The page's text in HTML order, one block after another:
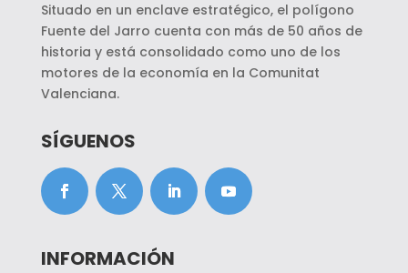
Situado en un enclave estratégico, el polígono
Fuente del Jarro cuenta con más de 50 años de
historia y está consolidado como uno de los
motores de la economía en la Comunitat
Valenciana.
SÍGUENOS
INFORMACIÓN